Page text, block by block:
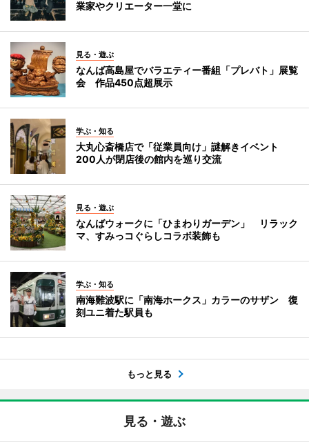
業家やクリエーター一堂に
見る・遊ぶ
なんば高島屋でバラエティー番組「プレバト」展覧
会 作品450点超展示
学ぶ・知る
大丸心斎橋店で「従業員向け」謎解きイベント
200人が閉店後の館内を巡り交流
見る・遊ぶ
なんばウォークに「ひまわりガーデン」 リラック
マ、すみっコぐらしコラボ装飾も
学ぶ・知る
南海難波駅に「南海ホークス」カラーのサザン 復
刻ユニ着た駅員も
もっと見る
見る・遊ぶ